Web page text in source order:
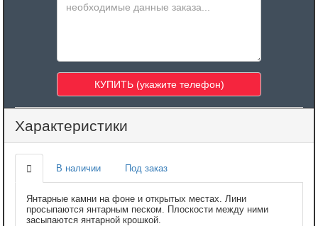
Характеристики
В наличии Под заказ
Янтарные камни на фоне и открытых местах. Лини
просыпаются янтарным песком. Плоскости между ними
засыпаются янтарной крошкой.